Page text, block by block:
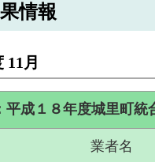
情報
11月
平成１８年度城里町
業者名